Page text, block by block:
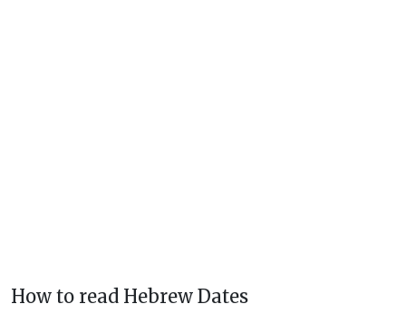
How to read Hebrew Dates